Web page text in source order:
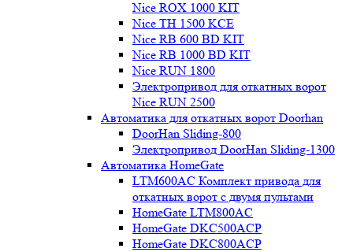
Nice ROX 1000 KIT
Nice TH 1500 KCE
Nice RB 600 BD KIT
Nice RB 1000 BD KIT
Nice RUN 1800
Электропривод для откатных ворот
Nice RUN 2500
Автоматика для откатных ворот Doorhan
DoorHan Sliding-800
Электропривод DoorHan Sliding-1300
Автоматика HomeGate
LTM600AC Комплект привода для
откатных ворот с двумя пультами
HomeGate LTM800AC
HomeGate DKC500ACP
HomeGate DKC800ACP